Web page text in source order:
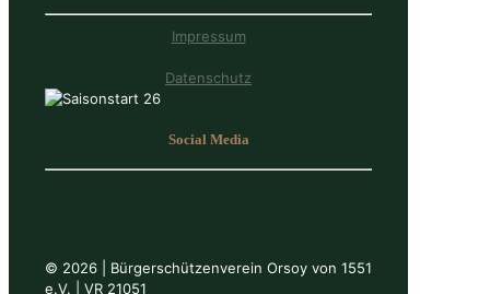
Impressum
Datenschutz
Social Media
© 2026 | Bürgerschützenverein Orsoy von 1551
e.V. | VR 21051